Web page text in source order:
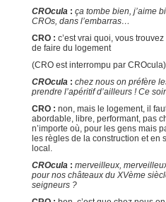
CROcula : ça tombe bien, j’aime
CROs, dans l’embarras…
CRO : c’est vrai quoi, vous
de faire du logement
(CRO est interrompu par CROcula)
CROcula : chez nous on préfère
prendre l’apéritif d’ailleurs ! Ce
CRO : non, mais le logement, il
abordable, libre, performant, pas
n’importe où, pour les gens mais
les règles de la construction et en
local.
CROcula : merveilleux,
pour nos châteaux du XVème
seigneurs ?